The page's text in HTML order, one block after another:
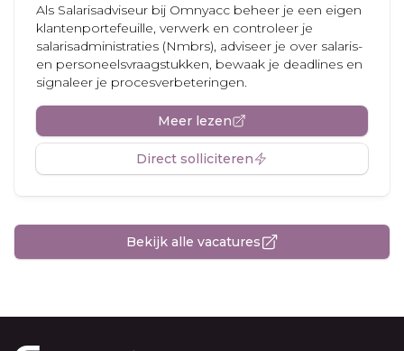
Als Salarisadviseur bij Omnyacc beheer je een eigen
klantenportefeuille, verwerk en controleer je
salarisadministraties (Nmbrs), adviseer je over salaris-
en personeelsvraagstukken, bewaak je deadlines en
signaleer je procesverbeteringen.
Meer lezen
Direct solliciteren
Bekijk alle vacatures